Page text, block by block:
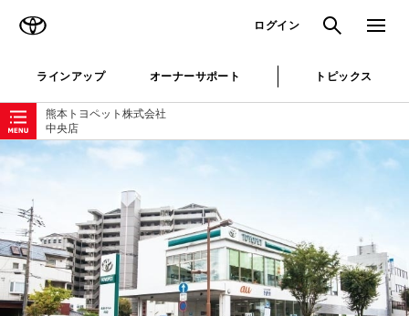
ログイン 検索 メニュ
ラインアップ オーナーサポート トピックス
熊本トヨペット株式会社
中央店
ローカルナビゲーション